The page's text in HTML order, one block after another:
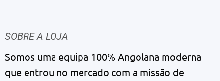
SOBRE A LOJA
Somos uma equipa 100% Angolana moderna
que entrou no mercado com a missão de